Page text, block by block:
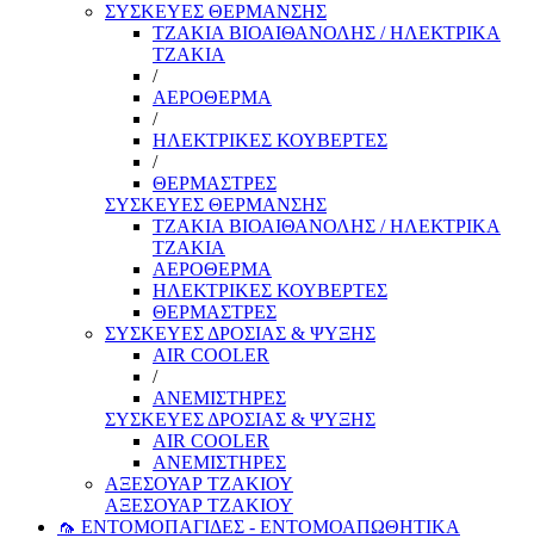
ΣΥΣΚΕΥΕΣ ΘΕΡΜΑΝΣΗΣ
ΤΖΑΚΙΑ ΒΙΟΑΙΘΑΝΟΛΗΣ / ΗΛΕΚΤΡΙΚΑ
ΤΖΑΚΙΑ
/
ΑΕΡΟΘΕΡΜΑ
/
ΗΛΕΚΤΡΙΚΕΣ ΚΟΥΒΕΡΤΕΣ
/
ΘΕΡΜΑΣΤΡΕΣ
ΣΥΣΚΕΥΕΣ ΘΕΡΜΑΝΣΗΣ
ΤΖΑΚΙΑ ΒΙΟΑΙΘΑΝΟΛΗΣ / ΗΛΕΚΤΡΙΚΑ
ΤΖΑΚΙΑ
ΑΕΡΟΘΕΡΜΑ
ΗΛΕΚΤΡΙΚΕΣ ΚΟΥΒΕΡΤΕΣ
ΘΕΡΜΑΣΤΡΕΣ
ΣΥΣΚΕΥΕΣ ΔΡΟΣΙΑΣ & ΨΥΞΗΣ
AIR COOLER
/
ΑΝΕΜΙΣΤΗΡΕΣ
ΣΥΣΚΕΥΕΣ ΔΡΟΣΙΑΣ & ΨΥΞΗΣ
AIR COOLER
ΑΝΕΜΙΣΤΗΡΕΣ
ΑΞΕΣΟΥΑΡ ΤΖΑΚΙΟΥ
ΑΞΕΣΟΥΑΡ ΤΖΑΚΙΟΥ
🦟 ΕΝΤΟΜΟΠΑΓΙΔΕΣ - ΕΝΤΟΜΟΑΠΩΘΗΤΙΚΑ